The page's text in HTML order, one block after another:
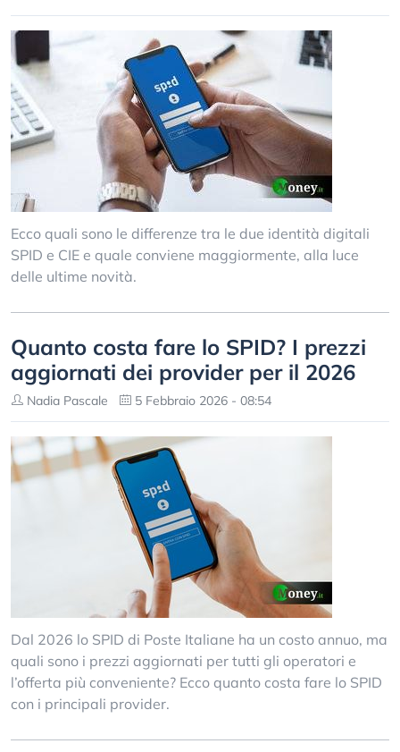
Ecco quali sono le differenze tra le due identità digitali
SPID e CIE e quale conviene maggiormente, alla luce
delle ultime novità.
Quanto costa fare lo SPID? I prezzi
aggiornati dei provider per il 2026
Nadia Pascale 5 Febbraio 2026 - 08:54
Dal 2026 lo SPID di Poste Italiane ha un costo annuo, ma
quali sono i prezzi aggiornati per tutti gli operatori e
l’offerta più conveniente? Ecco quanto costa fare lo SPID
con i principali provider.